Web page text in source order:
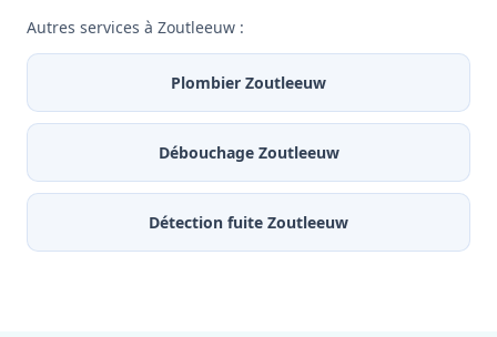
Autres services à Zoutleeuw :
Plombier Zoutleeuw
Débouchage Zoutleeuw
Détection fuite Zoutleeuw